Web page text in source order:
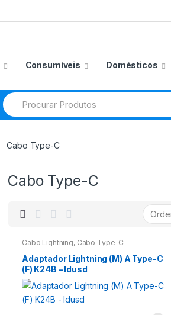
Consumíveis Domésticos
Procurar
por:
Cabo Type-C
Cabo Type-C
Cabo Lightning, Cabo Type-C
Adaptador Lightning (M) A Type-C
(F) K24B – Idusd